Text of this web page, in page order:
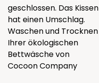
geschlossen. Das Kissen
hat einen Umschlag.
Waschen und Trocknen
Ihrer ökologischen
Bettwäsche von
Cocoon Company